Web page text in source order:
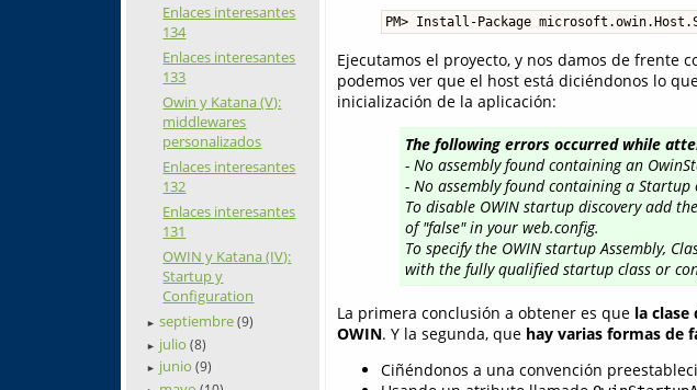
Enlaces interesantes
134
Enlaces interesantes
133
Owin y Katana (V):
middlewares
personalizados
Enlaces interesantes
132
Enlaces interesantes
131
OWIN y Katana (IV):
Startup y
Configuration
► septiembre(9)
► julio(8)
► junio(9)
PM> Install-Package
Ejecutamos el proyecto, y nos damos de frente
podemos ver que el host está diciéndonos lo
inicialización de la aplicación:
The following errors occurred while
- No assembly found containing an
- No assembly found containing a Startup
To disable OWIN startup discovery add
of "false" in your web.config.
To specify the OWIN startup Assembly,
with the fully qualified startup class or
La primera conclusión a obtener es que la
OWIN. Y la segunda, que hay varias formas de
Ciñéndonos a una convención